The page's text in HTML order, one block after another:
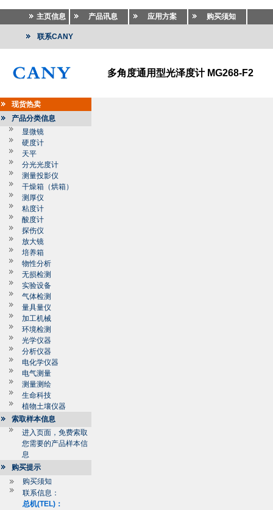
主页信息 产品讯息 应用方案 购买须知
联系CANY
多角度通用型光泽度计 MG268-F2
现货热卖
产品分类信息
显微镜
硬度计
天平
分光光度计
测量投影仪
干燥箱（烘箱）
测厚仪
粘度计
酸度计
探伤仪
放大镜
培养箱
物性分析
无损检测
实验设备
气体检测
量具量仪
加工机械
环境检测
光学仪器
分析仪器
电化学仪器
电气测量
测量测绘
生命科技
植物土壤仪器
索取样本信息
进入页面，免费索取
您需要的产品样本信
息
购买提示
购买须知
联系信息：
总机(TEL)：